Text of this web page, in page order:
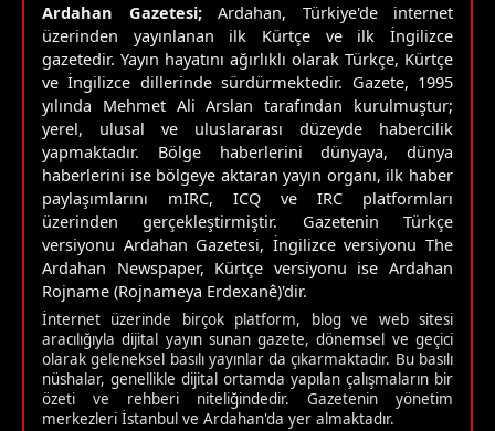
Ardahan Gazetesi;Ardahan, Türkiye'de internet
üzerinden yayınlanan ilk Kürtçe ve ilk İngilizce
gazetedir. Yayın hayatını ağırlıklı olarak Türkçe, Kürtçe
ve İngilizce dillerinde sürdürmektedir. Gazete, 1995
yılında Mehmet Ali Arslan tarafından kurulmuştur;
yerel, ulusal ve uluslararası düzeyde habercilik
yapmaktadır. Bölge haberlerini dünyaya, dünya
haberlerini ise bölgeye aktaran yayın organı, ilk haber
paylaşımlarını mIRC, ICQ ve IRC platformları
üzerinden gerçekleştirmiştir. Gazetenin Türkçe
versiyonu Ardahan Gazetesi, İngilizce versiyonu The
Ardahan Newspaper, Kürtçe versiyonu ise Ardahan
Rojname (Rojnameya Erdexanê)'dir.
İnternet üzerinde birçok platform, blog ve web sitesi
aracılığıyla dijital yayın sunan gazete, dönemsel ve geçici
olarak geleneksel basılı yayınlar da çıkarmaktadır. Bu basılı
nüshalar, genellikle dijital ortamda yapılan çalışmaların bir
özeti ve rehberi niteliğindedir. Gazetenin yönetim
merkezleri İstanbul ve Ardahan'da yer almaktadır.